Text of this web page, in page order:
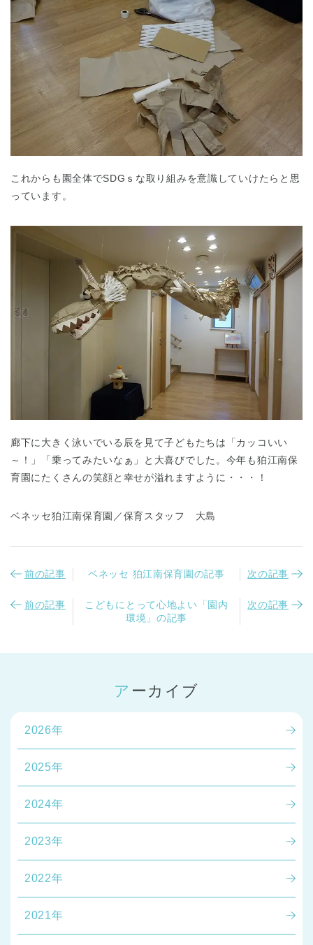
神奈川県 神奈川県 全域
これからも園全体でSDGｓな取り組みを意識していけたらと思
っています。
廊下に大きく泳いでいる辰を見て子どもたちは「カッコいい
～！」「乗ってみたいなぁ」と大喜びでした。今年も狛江南保
育園にたくさんの笑顔と幸せが溢れますように・・・！
ベネッセ狛江南保育園／保育スタッフ 大島
前の記事 ベネッセ 狛江南保育園の記事 次の記事
前の記事
こどもにとって心地よい「園内
環境」の記事
次の記事
アーカイブ
2026年
2025年
2024年
2023年
2022年
2021年